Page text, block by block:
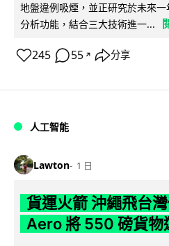
地盤違例吸煙，並正研究於未來
分析功能，結合三大技術進一...
245 55 ↗ 分享
人工智能
Lawton 1 日
貨運火箭 沖繩飛台
Aero 將 550 磅貨物